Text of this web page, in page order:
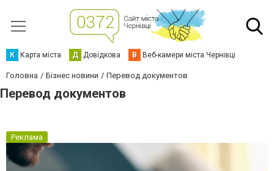
К Карта міста Д Довідкова В Веб-камери міста Чернівці
Головна Бізнес новини Перевод документов
Перевод документов
Реклама